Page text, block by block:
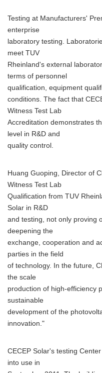
Testing at Manufacturers'
enterprise
laboratory testing.
meet TUV
Rheinland's external
terms of personnel
qualification, equipment
conditions. The fact that
Witness Test Lab
Accreditation demonstrates
level in R&D and
quality control.
Huang Guoping, Director of
Witness Test Lab
Qualification from TUV
Solar in R&D
and testing, not only proving
deepening the
exchange, cooperation and
parties in the field
of technology. In the future,
the scale
production of high-efficiency
sustainable
development of the
innovation."
CECEP Solar's testing
into use in